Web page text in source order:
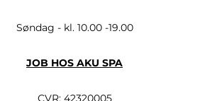
Søndag - kl. 10.00 -19.00
JOB HOS AKU SPA
CVR: 42320005